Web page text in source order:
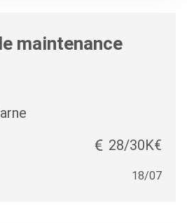
maintenance
28/30K€
18/07